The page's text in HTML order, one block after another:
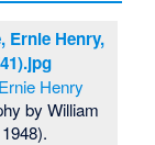
Ernie Henry,
Ernie Henry
by William